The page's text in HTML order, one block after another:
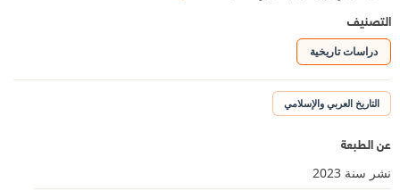
التصنيف
دراسات تاريخية
التاريخ العربي والإسلامي
عن الطبعة
نشر سنة 2023